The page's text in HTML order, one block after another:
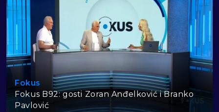
Fokus
Fokus B92: gosti Zoran Anđelković i Branko
Pavlović